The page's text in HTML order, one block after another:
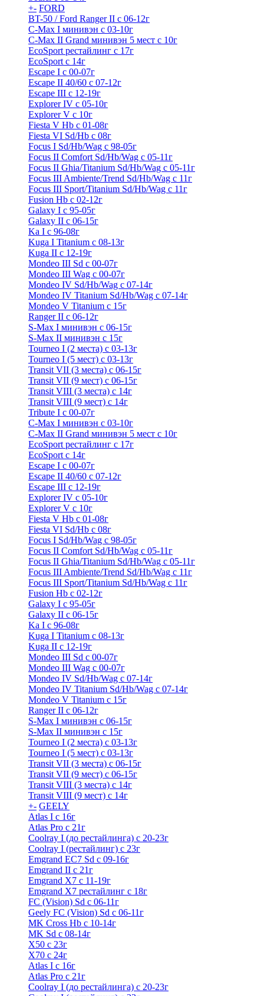
+- FORD
BT-50 / Ford Ranger II с 06-12г
C-Max I минивэн с 03-10г
C-Max II Grand минивэн 5 мест с 10г
EcoSport рестайлинг с 17г
EcoSport с 14г
Escape I с 00-07г
Escape II 40/60 с 07-12г
Escape III с 12-19г
Explorer IV c 05-10г
Explorer V c 10г
Fiesta V Hb с 01-08г
Fiesta VI Sd/Hb с 08г
Focus I Sd/Hb/Wag с 98-05г
Focus II Comfort Sd/Hb/Wag с 05-11г
Focus II Ghia/Titanium Sd/Hb/Wag с 05-11г
Focus III Ambiente/Trend Sd/Hb/Wag с 11г
Focus III Sport/Titanium Sd/Hb/Wag с 11г
Fusion Hb с 02-12г
Galaxy I с 95-05г
Galaxy II c 06-15г
Ka I с 96-08г
Kuga I Titanium с 08-13г
Kuga II c 12-19г
Mondeo III Sd с 00-07г
Mondeo III Wag с 00-07г
Mondeo IV Sd/Hb/Wag с 07-14г
Mondeo IV Titanium Sd/Hb/Wag с 07-14г
Mondeo V Titanium с 15г
Ranger II с 06-12г
S-Max I минивэн с 06-15г
S-Max II минивэн с 15г
Tourneo I (2 места) с 03-13г
Tourneo I (5 мест) с 03-13г
Transit VII (3 места) с 06-15г
Transit VII (9 мест) с 06-15г
Transit VIII (3 места) с 14г
Transit VIII (9 мест) с 14г
Tribute I c 00-07г
C-Max I минивэн с 03-10г
C-Max II Grand минивэн 5 мест с 10г
EcoSport рестайлинг с 17г
EcoSport с 14г
Escape I с 00-07г
Escape II 40/60 с 07-12г
Escape III с 12-19г
Explorer IV c 05-10г
Explorer V c 10г
Fiesta V Hb с 01-08г
Fiesta VI Sd/Hb с 08г
Focus I Sd/Hb/Wag с 98-05г
Focus II Comfort Sd/Hb/Wag с 05-11г
Focus II Ghia/Titanium Sd/Hb/Wag с 05-11г
Focus III Ambiente/Trend Sd/Hb/Wag с 11г
Focus III Sport/Titanium Sd/Hb/Wag с 11г
Fusion Hb с 02-12г
Galaxy I с 95-05г
Galaxy II c 06-15г
Ka I с 96-08г
Kuga I Titanium с 08-13г
Kuga II c 12-19г
Mondeo III Sd с 00-07г
Mondeo III Wag с 00-07г
Mondeo IV Sd/Hb/Wag с 07-14г
Mondeo IV Titanium Sd/Hb/Wag с 07-14г
Mondeo V Titanium с 15г
Ranger II с 06-12г
S-Max I минивэн с 06-15г
S-Max II минивэн с 15г
Tourneo I (2 места) с 03-13г
Tourneo I (5 мест) с 03-13г
Transit VII (3 места) с 06-15г
Transit VII (9 мест) с 06-15г
Transit VIII (3 места) с 14г
Transit VIII (9 мест) с 14г
+- GEELY
Atlas I c 16г
Atlas Pro с 21г
Coolray I (до рестайлинга) с 20-23г
Coolray I (рестайлинг) с 23г
Emgrand EC7 Sd c 09-16г
Emgrand II с 21г
Emgrand X7 c 11-19г
Emgrand X7 рестайлинг c 18г
FC (Vision) Sd c 06-11г
Geely FC (Vision) Sd c 06-11г
MK Cross Hb с 10-14г
MK Sd с 08-14г
X50 с 23г
X70 с 24г
Atlas I c 16г
Atlas Pro с 21г
Coolray I (до рестайлинга) с 20-23г